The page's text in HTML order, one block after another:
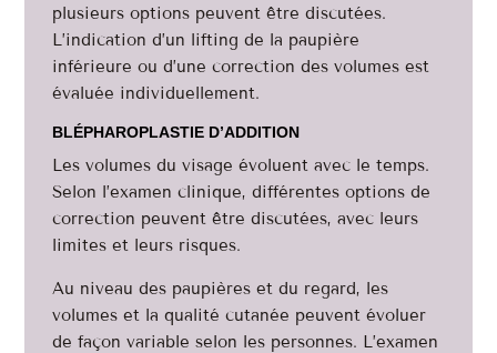
plusieurs options peuvent être discutées.
L’indication d’un lifting de la paupière
inférieure ou d’une correction des volumes est
évaluée individuellement.
BLÉPHAROPLASTIE D’ADDITION
Les volumes du visage évoluent avec le temps.
Selon l’examen clinique, différentes options de
correction peuvent être discutées, avec leurs
limites et leurs risques.
Au niveau des paupières et du regard, les
volumes et la qualité cutanée peuvent évoluer
de façon variable selon les personnes. L’examen